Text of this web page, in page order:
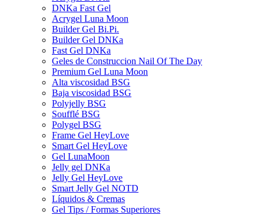
DNKa Fast Gel
Acrygel Luna Moon
Builder Gel Bi.Pi.
Builder Gel DNKa
Fast Gel DNKa
Geles de Construccion Nail Of The Day
Premium Gel Luna Moon
Alta viscosidad BSG
Baja viscosidad BSG
Polyjelly BSG
Soufflé BSG
Polygel BSG
Frame Gel HeyLove
Smart Gel HeyLove
Gel LunaMoon
Jelly gel DNKa
Jelly Gel HeyLove
Smart Jelly Gel NOTD
Líquidos & Cremas
Gel Tips / Formas Superiores